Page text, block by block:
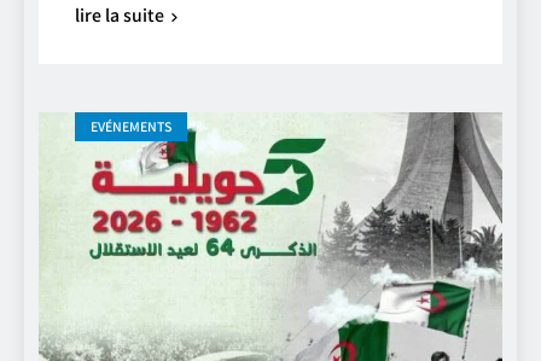
lire la suite
EVÉNEMENTS